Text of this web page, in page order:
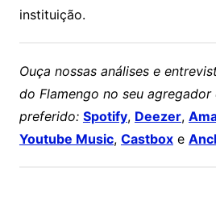
instituição.
Ouça nossas análises e
do Flamengo no seu
preferido: Spotify, Deezer,
Youtube Music, Castboxe